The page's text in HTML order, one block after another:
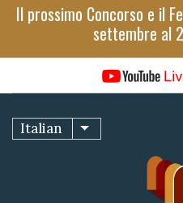
Salta
Il prossimo Concorso e il
settembre al
Italian Mostra